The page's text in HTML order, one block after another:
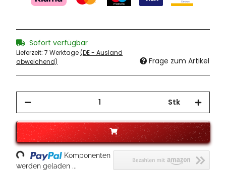
Sofort verfügbar
Lieferzeit: 7 Werktage(DE - Ausland
abweichend)
Frage zum Artikel
Stk
Komponenten
werden geladen ...